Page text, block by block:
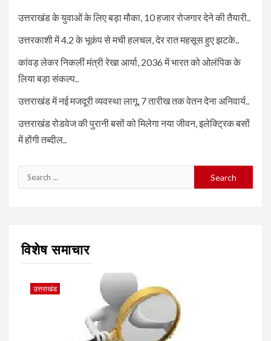
उत्तराखंड के युवाओं के लिए बड़ा मौका, 10 हजार रोजगार देने की तैयारी..
उत्तरकाशी में 4.2 के भूकंप से मची हलचल, देर रात महसूस हुए झटके..
कांवड़ लेकर निकलीं मंत्री रेखा आर्या, 2036 में भारत को ओलंपिक के
लिया बड़ा संकल्प..
उत्तराखंड में नई मजदूरी व्यवस्था लागू, 7 तारीख तक वेतन देना अनिवार्य..
उत्तराखंड रोडवेज की पुरानी बसों को मिलेगा नया जीवन, इलेक्ट्रिक बसों
में होंगी तब्दील..
Search
for:
विशेष समाचार
उत्तराखंड